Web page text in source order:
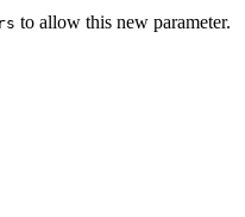
to allow this new parameter.